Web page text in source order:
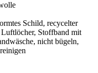
Schild, recycelter
Luftlöcher, Stoffband mit
nicht bügeln,